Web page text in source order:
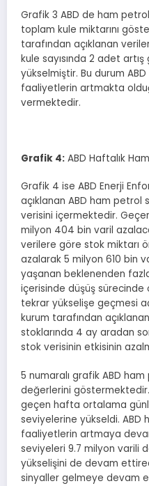
Grafik 3 ABD de ham
toplam kule miktarını
tarafından açıklanan
kule sayısında 2 adet artış
yükselmiştir. Bu durum
faaliyetlerin artmakta
vermektedir.
Grafik 4: ABD Haftalık
Grafik 4 ise ABD Enerji
açıklanan ABD ham
verisini içermektedir.
milyon 404 bin varil
verilere göre stok miktarı
azalarak 5 milyon 610 bin
yaşanan beklenenden
içerisinde düşüş sürecinde
tekrar yükselişe geçmesi
kurum tarafından
stoklarında 4 ay aradan
stok verisinin etkisinin
5 numaralı grafik ABD
değerlerini
geçen hafta ortalama
seviyelerine yükseldi.
faaliyetlerin artmaya
seviyeleri 9.7 milyon varili
yükselişini de devam
sinyaller gelmeye devam